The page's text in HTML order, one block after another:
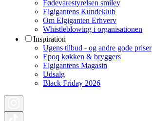
Fødevarestyrelsen smiley
Elgigantens Kundeklub
Om Elgiganten Erhverv
Whistleblowing i organisationen
Inspiration
Ugens tilbud - og andre gode priser
Epoq køkken & bryggers
Elgigantens Magasin
Udsalg
Black Friday 2026